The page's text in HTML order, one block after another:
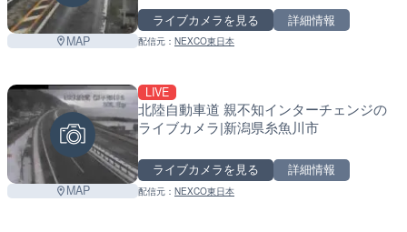
MAP
ライブカメラを見る 詳細情報
配信元： NEXCO東日本
MAP
LIVE
北陸自動車道 親不知インターチェンジの
ライブカメラ|新潟県糸魚川市
ライブカメラを見る 詳細情報
配信元： NEXCO東日本